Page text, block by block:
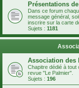
Présentations
Dans ce forum
message général,
inscrire sur la carte
Sujets : 1181
Association des
Chapitre dédié à
revue "Le Palmier".
Sujets : 196